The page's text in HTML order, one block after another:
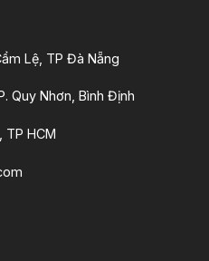
Lệ, TP Đà Nẵng
Quy Nhơn, Bình Định
TP HCM